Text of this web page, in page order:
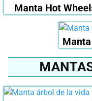
Manta Hot